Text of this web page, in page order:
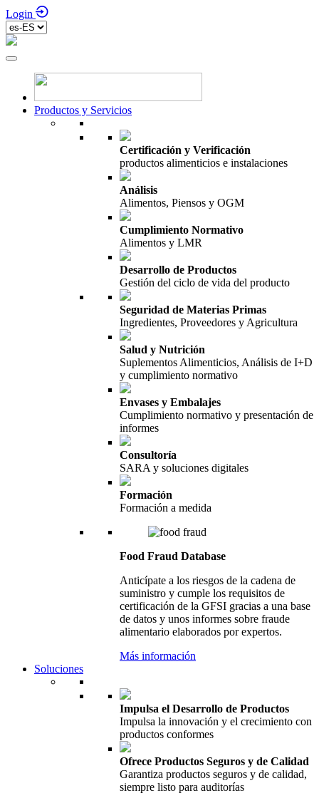
Login
Productos y Servicios
Certificación y Verificación
productos alimenticios e instalaciones
Análisis
Alimentos, Piensos y OGM
Cumplimiento Normativo
Alimentos y LMR
Desarrollo de Productos
Gestión del ciclo de vida del producto
Seguridad de Materias Primas
Ingredientes, Proveedores y Agricultura
Salud y Nutrición
Suplementos Alimenticios, Análisis de I+D
y cumplimiento normativo
Envases y Embalajes
Cumplimiento normativo y presentación de
informes
Consultoría
SARA y soluciones digitales
Formación
Formación a medida
Food Fraud Database
Anticípate a los riesgos de la cadena de
suministro y cumple los requisitos de
certificación de la GFSI gracias a una base
de datos y unos informes sobre fraude
alimentario elaborados por expertos.
Más información
Soluciones
Impulsa el Desarrollo de Productos
Impulsa la innovación y el crecimiento con
productos conformes
Ofrece Productos Seguros y de Calidad
Garantiza productos seguros y de calidad,
siempre listo para auditorías